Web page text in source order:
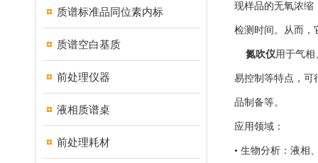
质谱标准品同位素内标
质谱空白基质
前处理仪器
液相质谱桌
前处理耗材
现样品的无氧浓缩
检测时间。从而，
氮吹仪用于气
易控制等特点，可
品制备等。
应用领域：
• 生物分析：液相